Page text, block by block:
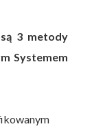
3 metody
Systemem